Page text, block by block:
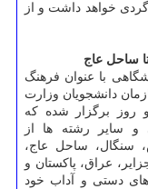
گردی خواهد داشت و از
ساحل عاج
با عنوان فرهنگ
دانشجویان وزارت
روز برگزار شده كه
و سایر رشته ها از
سنگال، ساحل عاج،
عراق، پاكستان و
دستی و آداب خود